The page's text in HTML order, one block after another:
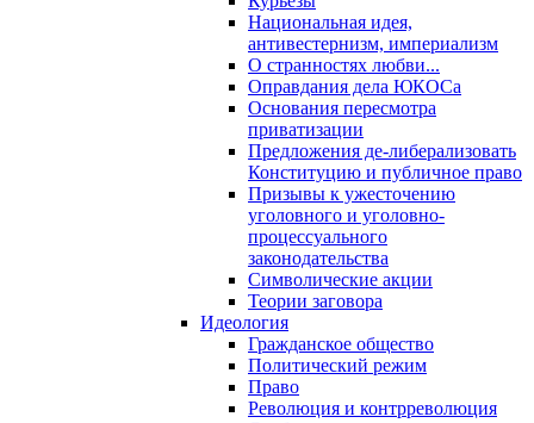
Национальная идея,
антивестернизм, империализм
О странностях любви...
Оправдания дела ЮКОСа
Основания пересмотра
приватизации
Предложения де-либерализовать
Конституцию и публичное право
Призывы к ужесточению
уголовного и уголовно-
процессуального
законодательства
Символические акции
Теории заговора
Идеология
Гражданское общество
Политический режим
Право
Революция и контрреволюция